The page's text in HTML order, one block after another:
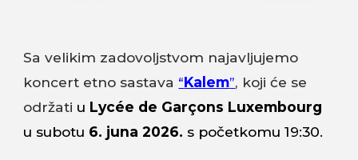
Sa velikim zadovoljstvom najavljujemo
koncert etno sastava “Kalem”, koji će se
održati u Lycée de Garçons Luxembourg
u subotu 6. juna 2026. s početkomu 19:30.